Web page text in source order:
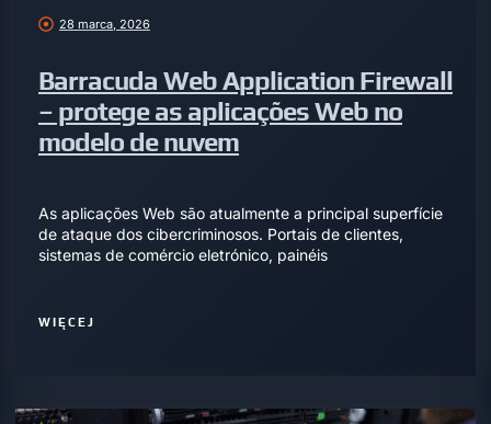
28 marca, 2026
Barracuda Web Application Firewall
– protege as aplicações Web no
modelo de nuvem
As aplicações Web são atualmente a principal superfície
de ataque dos cibercriminosos. Portais de clientes,
sistemas de comércio eletrónico, painéis
WIĘCEJ